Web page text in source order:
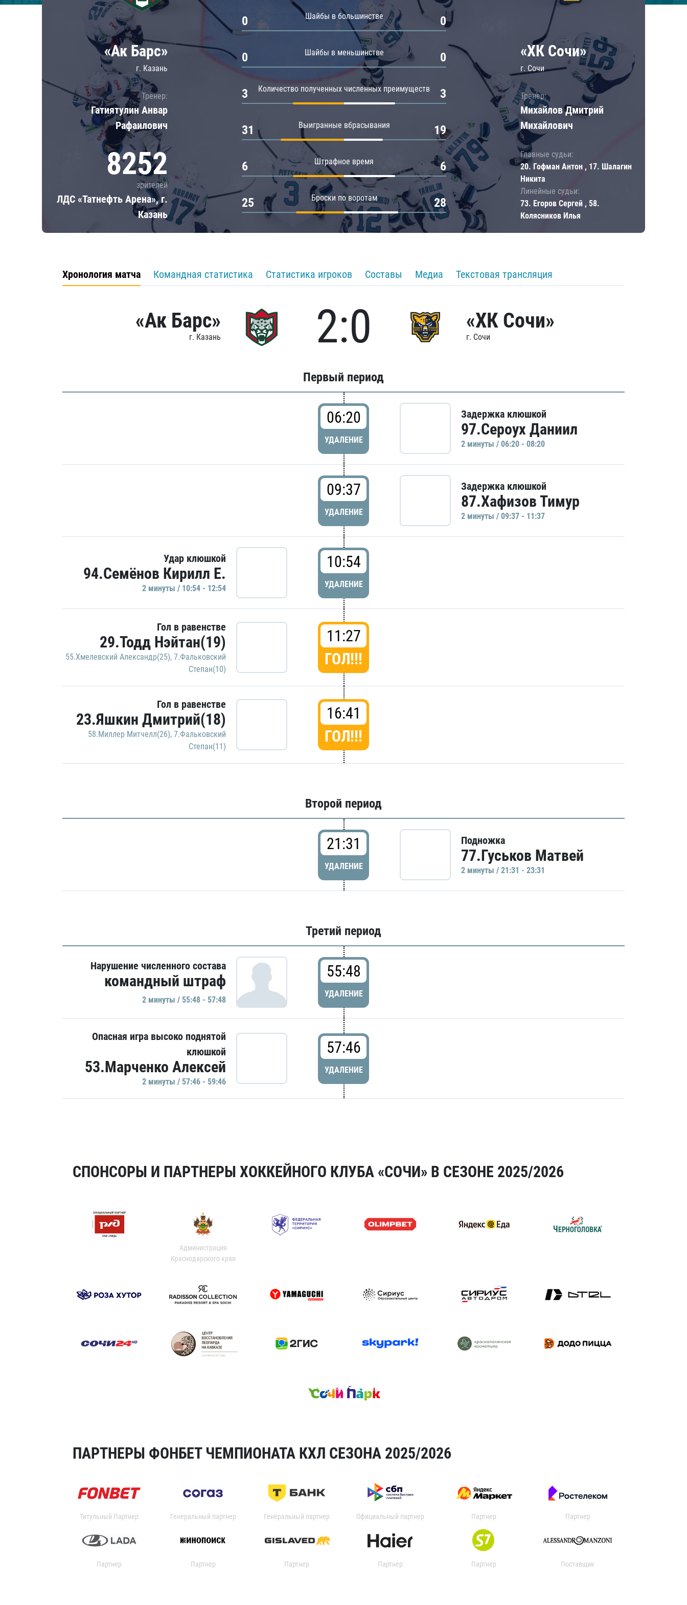
Локомотив
ЦСКА
Шанхайские Драконы
«Ак Барс»
г. Казань
Тренер:
Гатиятулин Анвар
Рафаилович
8252
зрителей
ЛДС «Татнефть Арена», г.
Казань
Шайбы в большинстве
0 0
Шайбы в меньшинстве
0 0
Количество полученных численных преимуществ
3 3
Выигранные вбрасывания
31 19
Штрафное время
6 6
Броски по воротам
25 28
«ХК Сочи»
г. Сочи
Тренер:
Михайлов Дмитрий
Михайлович
Главные судьи:
20. Гофман Антон , 17. Шалагин
Никита
Линейные судьи:
73. Егоров Сергей , 58.
Колясников Илья
Хронология матча Командная статистика Статистика игроков Составы Медиа Текстовая трансляция
«Ак Барс»
г. Казань 2:0 «ХК Сочи»
г. Сочи
Первый период
06:20
УДАЛЕНИЕ
Задержка клюшкой
97.Сероух Даниил
2 минуты / 06:20 - 08:20
09:37
УДАЛЕНИЕ
Задержка клюшкой
87.Хафизов Тимур
2 минуты / 09:37 - 11:37
Удар клюшкой
94.Семёнов Кирилл Е.
2 минуты / 10:54 - 12:54
10:54
УДАЛЕНИЕ
Гол в равенстве
29.Тодд Нэйтан(19)
55.Хмелевский Александр(25), 7.Фальковский
Степан(10)
11:27
ГОЛ!!!
Гол в равенстве
23.Яшкин Дмитрий(18)
58.Миллер Митчелл(26), 7.Фальковский
Степан(11)
16:41
ГОЛ!!!
Второй период
21:31
УДАЛЕНИЕ
Подножка
77.Гуськов Матвей
2 минуты / 21:31 - 23:31
Третий период
Нарушение численного состава
командный штраф
2 минуты / 55:48 - 57:48
55:48
УДАЛЕНИЕ
Опасная игра высоко поднятой
клюшкой
53.Марченко Алексей
2 минуты / 57:46 - 59:46
57:46
УДАЛЕНИЕ
СПОНСОРЫ И ПАРТНЕРЫ ХОККЕЙНОГО КЛУБА «СОЧИ» В СЕЗОНЕ 2025/2026
Администрация
Краснодарского края
ПАРТНЕРЫ ФОНБЕТ ЧЕМПИОНАТА КХЛ СЕЗОНА 2025/2026
Титульный Партнер Генеральный партнер Генеральный партнер Официальный партнер Партнер Партнер
Партнер Партнер Партнер Партнер Партнер Поставщик